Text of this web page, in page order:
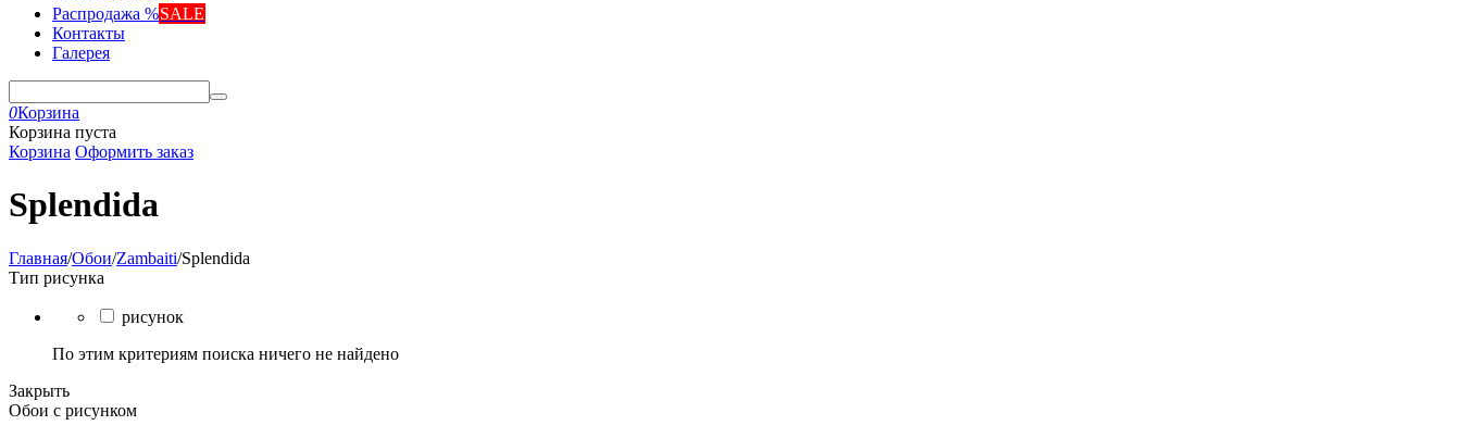
Распродажа %SALE
Контакты
Галерея
0Корзина
Корзина пуста
Корзина Оформить заказ
Splendida
Главная/Обои/Zambaiti/Splendida
Тип рисунка
рисунок
По этим критериям поиска ничего не найдено
Закрыть
Обои с рисунком